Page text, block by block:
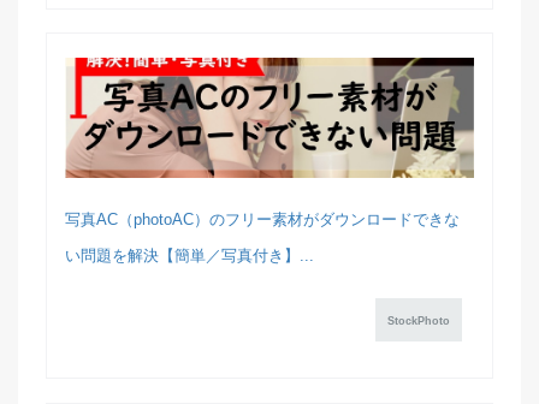
写真AC（photoAC）のフリー素材がダウンロードできな
い問題を解決【簡単／写真付き】...
StockPhoto